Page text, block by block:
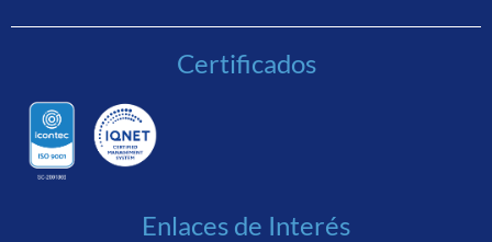
Certificados
Enlaces de Interés